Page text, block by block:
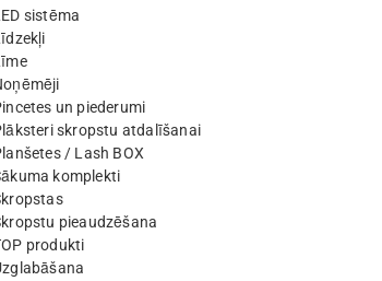
sistēma
un piederumi
skropstu atdalīšanai
/ Lash BOX
komplekti
pieaudzēšana
produkti